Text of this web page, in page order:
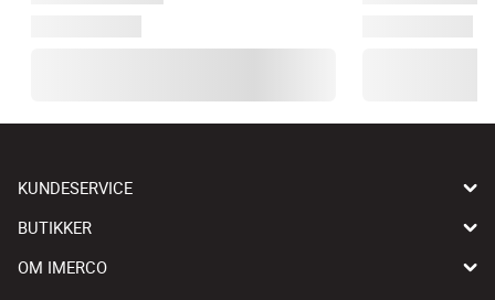
KUNDESERVICE
BUTIKKER
OM IMERCO